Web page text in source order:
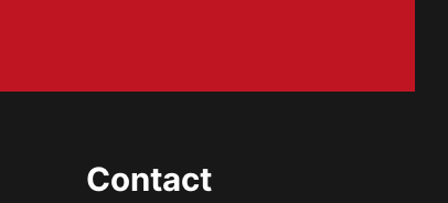
Contact